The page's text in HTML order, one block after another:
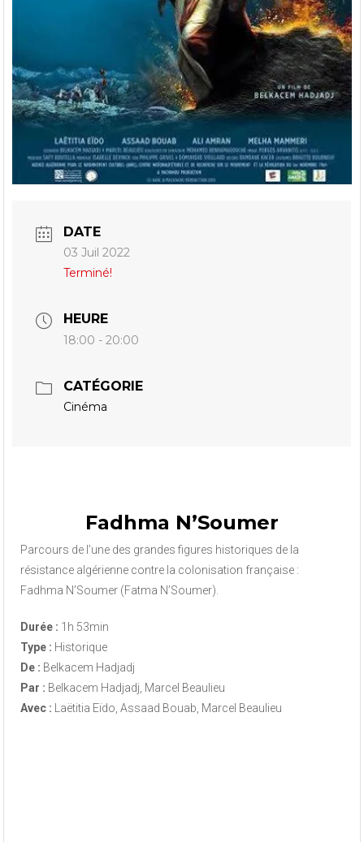
DATE
03 Juil 2022
Terminé!
HEURE
18:00 - 20:00
CATÉGORIE
Cinéma
Fadhma N’Soumer
Parcours de l’une des grandes figures historiques de la
résistance algérienne contre la colonisation française :
Fadhma N’Soumer (Fatma N’Soumer).
Durée : 1h 53min
Type : Historique
De : Belkacem Hadjadj
Par : Belkacem Hadjadj, Marcel Beaulieu
Avec : Laëtitia Eïdo, Assaad Bouab, Marcel Beaulieu